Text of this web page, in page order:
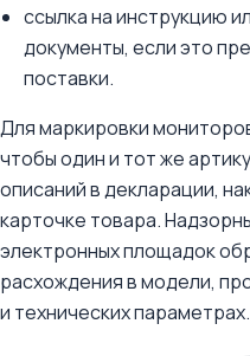
ссылка на инструкцию
документы, если это
поставки.
Для маркировки
чтобы один и тот же
описаний в декларации,
карточке товара.
электронных площадок
расхождения в модели,
и технических параметрах.